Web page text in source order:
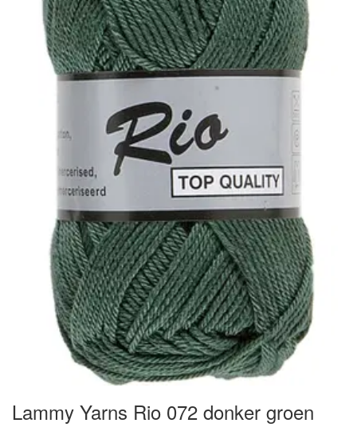
Lammy Yarns Rio 072 donker groen